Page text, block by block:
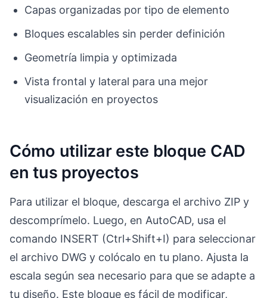
Capas organizadas por tipo de elemento
Bloques escalables sin perder definición
Geometría limpia y optimizada
Vista frontal y lateral para una mejor
visualización en proyectos
Cómo utilizar este bloque CAD
en tus proyectos
Para utilizar el bloque, descarga el archivo ZIP y
descomprímelo. Luego, en AutoCAD, usa el
comando INSERT (Ctrl+Shift+I) para seleccionar
el archivo DWG y colócalo en tu plano. Ajusta la
escala según sea necesario para que se adapte a
tu diseño. Este bloque es fácil de modificar,